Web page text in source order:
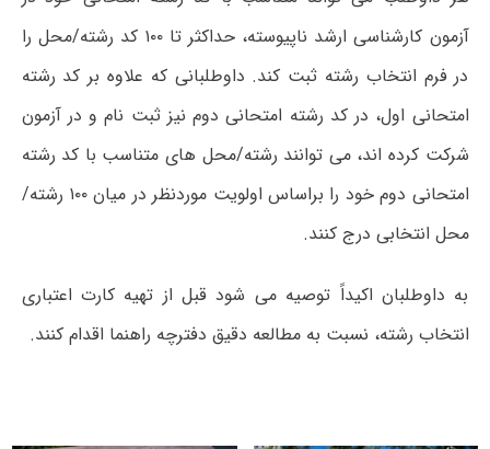
آزمون کارشناسی ارشد ناپیوسته، حداکثر تا ۱۰۰ کد رشته/محل را
در فرم انتخاب رشته ثبت کند. داوطلبانی که علاوه بر کد رشته
امتحانی اول، در کد رشته امتحانی دوم نیز ثبت نام و در آزمون
شرکت کرده اند، می ­توانند رشته/محل های متناسب با کد رشته
امتحانی دوم خود را براساس اولویت موردنظر در میان ۱۰۰ رشته/
محل انتخابی درج کنند.
به داوطلبان اکیداً توصیه می ­شود قبل از تهیه کارت اعتباری
انتخاب رشته، نسبت به مطالعه دقیق دفترچه راهنما اقدام کنند.